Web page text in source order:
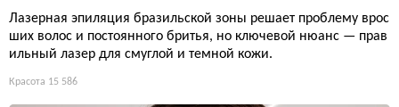
Лазерная эпиляция бразильской зоны решает проблему врос
ших волос и постоянного бритья, но ключевой нюанс — прав
ильный лазер для смуглой и темной кожи.
Красота 15 586